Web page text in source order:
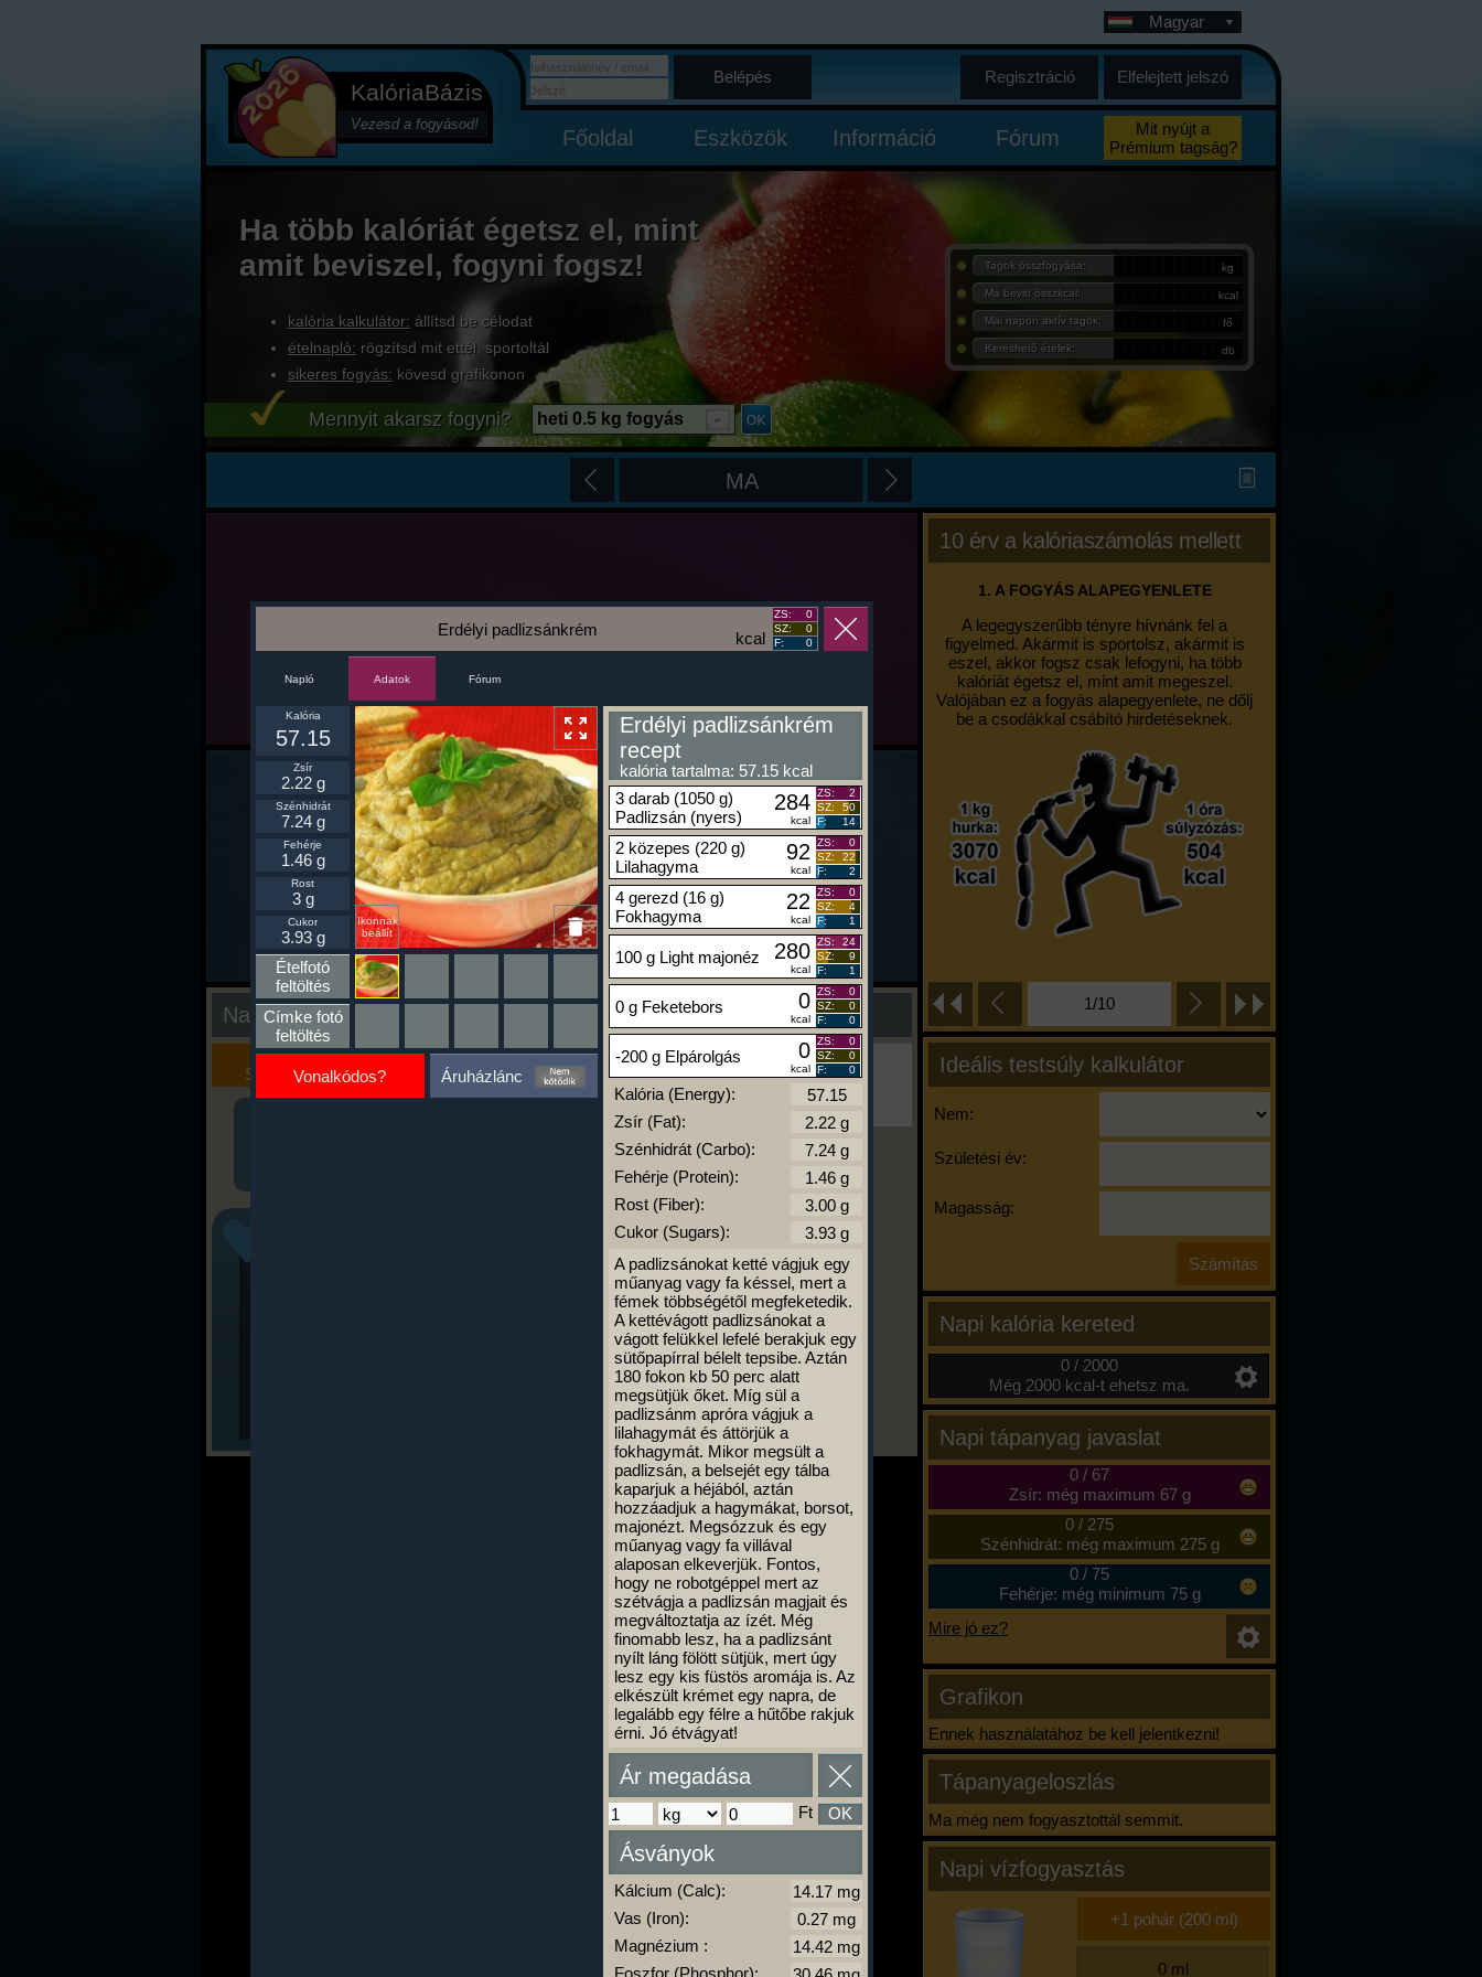
KalóriaBázis
Vezesd a fogyásod!
Magyar
Belépés Regisztráció Elfelejtett jelszó
Főoldal Eszközök Információ Fórum
Mit nyújt a
Prémium tagság?
Ha több kalóriát égetsz el, mint
amit beviszel, fogyni fogsz!
kalória kalkulátor: állítsd be célodat
ételnapló: rögzítsd mit ettél, sportoltál
sikeres fogyás: kövesd grafikonon
Tagok összfogyása: kg
Ma bevitt összkcal: kcal
Mai napon aktív tagok: fő
Kereshető ételek: db
Mennyit akarsz fogyni? heti 0.5 kg fogyás
MA
10 érv a kalóriaszámolás mellett
1. A FOGYÁS ALAPEGYENLETE
A legegyszerűbb tényre hívnánk fel a
figyelmed. Akármit is sportolsz, akármit is
eszel, akkor fogsz csak lefogyni, ha több
kalóriát égetsz el, mint amit megeszel.
Valójában ez a fogyás alapegyenlete, ne dőlj
be a csodákkal csábító hirdetéseknek.
1/10
Ideális testsúly kalkulátor
Nem:
Születési év:
Magasság:
Napi kalória kereted
0 / 2000
Még 2000 kcal-t ehetsz ma.
Napi tápanyag javaslat
0/ 67
Zsír: még maximum 67 g
0/ 275
Szénhidrát: még maximum 275 g
0/ 75
Fehérje: még minimum 75 g
Mire jó ez?
Grafikon
Ennek használatához be kell jelentkezni!
Tápanyageloszlás
Ma még nem fogyasztottál semmit.
Napi vízfogyasztás
Nap kiértékelése
Kalória
Szimulátor
Szöveges
Értékelés
Ha ma már nem eszel/sportolsz többet,
kattints a kiértékelésre!
A Kalória Szimulátor Prémium funkció.
kcal
Erdélyi padlizsánkrém
ZS:
0
SZ:
0
F:
0
Napló Adatok Fórum
Ikonnak
beállít
Kalória
57.15
Zsír
2.22 g
Szénhidrát
7.24 g
Fehérje
1.46 g
Rost
3 g
Cukor
3.93 g
Ételfotó
feltöltés
Címke fotó
feltöltés
Vonalkódos? Áruházlánc
Erdélyi padlizsánkrém
recept
kalória tartalma: 57.15 kcal
3 darab (1050 g)
Padlizsán (nyers)
284
kcal
ZS:
2
SZ:
50
F:
14
2 közepes (220 g)
Lilahagyma
92
kcal
ZS:
0
SZ:
22
F:
2
4 gerezd (16 g)
Fokhagyma
22
kcal
ZS:
0
SZ:
4
F:
1
100 g Light majonéz 280
kcal
ZS:
24
SZ:
9
F:
1
0 g Feketebors 0
kcal
ZS:
0
SZ:
0
F:
0
-200 g Elpárolgás 0
kcal
ZS:
0
SZ:
0
F:
0
Kalória (Energy):
Zsír (Fat):
Szénhidrát (Carbo):
Fehérje (Protein):
Rost (Fiber):
Cukor (Sugars):
A padlizsánokat ketté vágjuk egy
műanyag vagy fa késsel, mert a
fémek többségétől megfeketedik.
A kettévágott padlizsánokat a
vágott felükkel lefelé berakjuk egy
sütőpapírral bélelt tepsibe. Aztán
180 fokon kb 50 perc alatt
megsütjük őket. Míg sül a
padlizsánm apróra vágjuk a
lilahagymát és áttörjük a
fokhagymát. Mikor megsült a
padlizsán, a belsejét egy tálba
kaparjuk a héjából, aztán
hozzáadjuk a hagymákat, borsot,
majonézt. Megsózzuk és egy
műanyag vagy fa villával
alaposan elkeverjük. Fontos,
hogy ne robotgéppel mert az
szétvágja a padlizsán magjait és
megváltoztatja az ízét. Még
finomabb lesz, ha a padlizsánt
nyílt láng fölött sütjük, mert úgy
lesz egy kis füstös aromája is. Az
elkészült krémet egy napra, de
legalább egy félre a hűtőbe rakjuk
érni. Jó étvágyat!
Ár megadása
Ft OK
Ásványok
Kálcium (Calc):
Vas (Iron):
Magnézium :
Foszfor (Phosphor):